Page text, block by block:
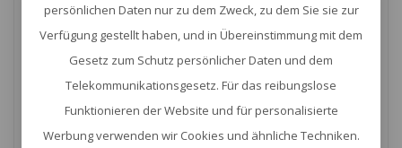
Blindeerkap, Materaal:
Sluiting voorzien van
klittenband..
-10°C Navy Blue
Dieser Schlauchschal ist
atmungsaktiv und bequem
– für tro..
€7,50
persönlichen Daten nur zu dem Zweck, zu dem Sie sie zur
Verfügung gestellt haben, und in Übereinstimmung mit dem
Gesetz zum Schutz persönlicher Daten und dem
Telekommunikationsgesetz. Für das reibungslose
Funktionieren der Website und für personalisierte
Werbung verwenden wir Cookies und ähnliche Techniken.